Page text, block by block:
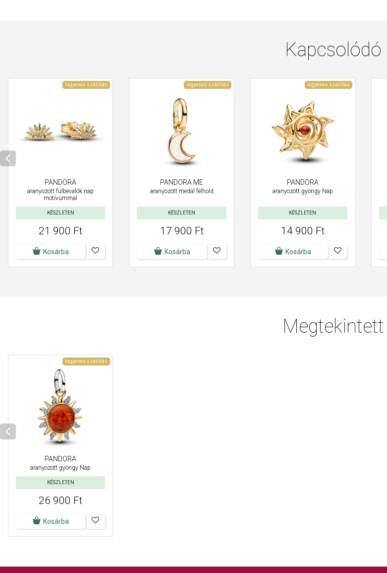
Kapcsolódó
Ingyenes szállítás
PANDORA
aranyozott fülbevalók nap
motívummal
KÉSZLETEN
21 900 Ft
Kosárba
Ingyenes szállítás
PANDORA ME
aranyozott medál félhold
KÉSZLETEN
17 900 Ft
Kosárba
Ingyenes szállítás
PANDORA
aranyozott gyöngy Nap
KÉSZLETEN
14 900 Ft
Kosárba
Megtekintett
Ingyenes szállítás
PANDORA
aranyozott gyöngy Nap
KÉSZLETEN
26 900 Ft
Kosárba